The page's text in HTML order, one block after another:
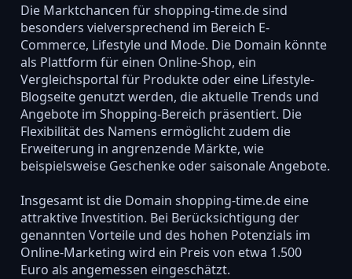
Die Marktchancen für shopping-time.de sind
besonders vielversprechend im Bereich E-
Commerce, Lifestyle und Mode. Die Domain könnte
als Plattform für einen Online-Shop, ein
Vergleichsportal für Produkte oder eine Lifestyle-
Blogseite genutzt werden, die aktuelle Trends und
Angebote im Shopping-Bereich präsentiert. Die
Flexibilität des Namens ermöglicht zudem die
Erweiterung in angrenzende Märkte, wie
beispielsweise Geschenke oder saisonale Angebote.
Insgesamt ist die Domain shopping-time.de eine
attraktive Investition. Bei Berücksichtigung der
genannten Vorteile und des hohen Potenzials im
Online-Marketing wird ein Preis von etwa 1.500
Euro als angemessen eingeschätzt.